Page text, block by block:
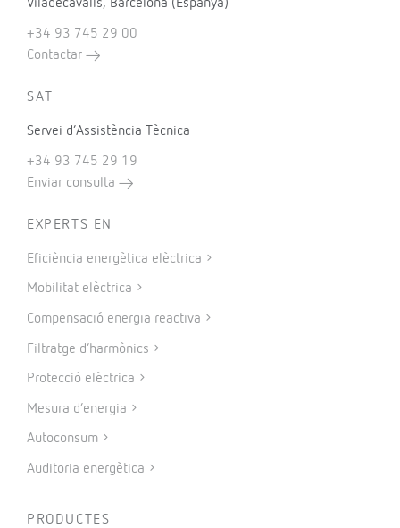
Viladecavalls, Barcelona (Espanya)
+34 93 745 29 00
Contactar
SAT
Servei d’Assistència Tècnica
+34 93 745 29 19
Enviar consulta
EXPERTS EN
Eficiència energètica elèctrica
Mobilitat elèctrica
Compensació energia reactiva
Filtratge d’harmònics
Protecció elèctrica
Mesura d’energia
Autoconsum
Auditoria energètica
PRODUCTES